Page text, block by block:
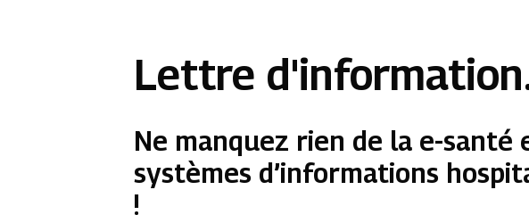
Lettre
Ne manquez rien de la e-santé
systèmes d’informations
!